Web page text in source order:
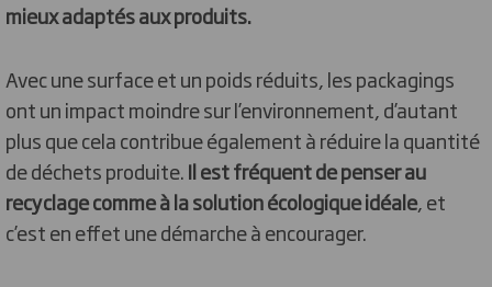
mieux adaptés aux produits.
Avec une surface et un poids réduits, les packagings
ont un impact moindre sur l’environnement, d’autant
plus que cela contribue également à réduire la quantité
de déchets produite.Il est fréquent de penser au
recyclage comme à la solution écologique idéale, et
c’est en effet une démarche à encourager.